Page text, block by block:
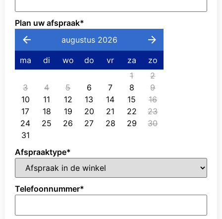
Plan uw afspraak*
augustus 2026
ma di wo do vr za
zo
1
2
3
4 5 6 7 8
9
10
11 12 13 14 15
16
17
18 19 20 21 22
23
24
25 26 27 28 29
30
31
Afspraaktype*
Telefoonnummer*